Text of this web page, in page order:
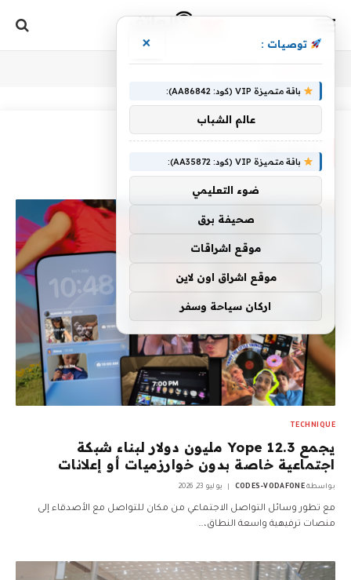
اجتماعية
TECHNIQUE
يجمع Yope 12.3 مليون دولار لبناء شبكة
اجتماعية خاصة بدون خوارزميات أو إعلانات
بواسطة CODES-VODAFONE يوليو 23, 2026
مع تطور وسائل التواصل الاجتماعي من مكان للتواصل مع الأصدقاء إلى
منصات ترفيهية واسعة النطاق،…
توصيات : ×
باقة متميزة VIP (كود: AA86842):
عالم الشباب
باقة متميزة VIP (كود: AA35872):
ضوء التعليمي
صحيفة برق
موقع اشراقات
موقع اشراق اون لاين
اركان سياحة وسفر